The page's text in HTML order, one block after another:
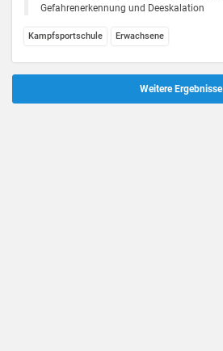
Gefahrenerkennung und Deeskalation
Kampfsportschule Erwachsene
Weitere Ergebnisse